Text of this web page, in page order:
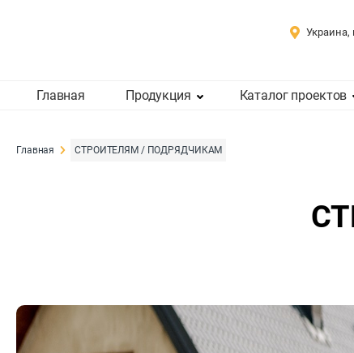
Украина,
Главная Продукция Каталог проектов
Главная СТРОИТЕЛЯМ / ПОДРЯДЧИКАМ